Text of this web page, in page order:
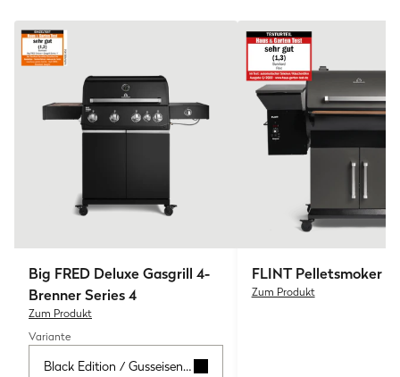
Big FRED Deluxe Gasgrill 4-
Brenner Series 4
Zum Produkt
Variante
Black Edition / Gusseisenrost
FLINTPelletsmoker
Zum Produkt